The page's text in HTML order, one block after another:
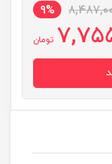
9%
تومان